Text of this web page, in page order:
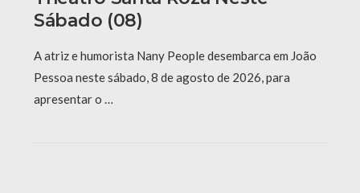
Sábado (08)
A atriz e humorista Nany People desembarca em João
Pessoa neste sábado, 8 de agosto de 2026, para
apresentar o …